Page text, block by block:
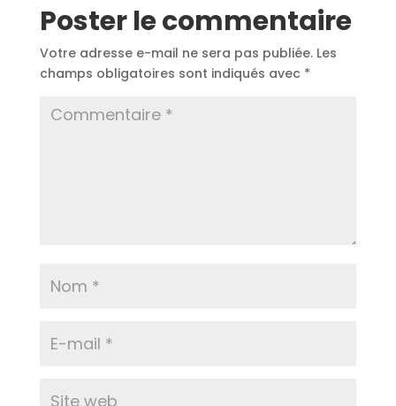
Poster le commentaire
Votre adresse e-mail ne sera pas publiée. Les
champs obligatoires sont indiqués avec *